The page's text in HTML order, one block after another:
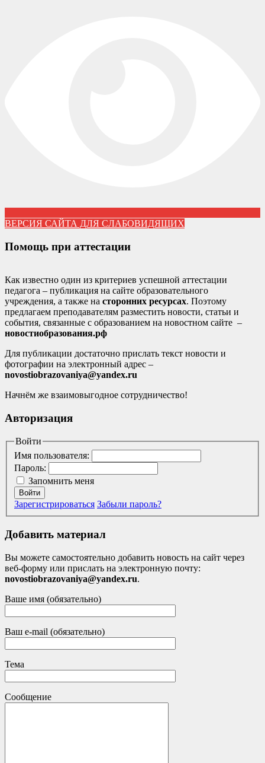
ВЕРСИЯ САЙТА ДЛЯ СЛАБОВИДЯЩИХ
Помощь при аттестации
Как известно один из критериев успешной аттестации
педагога – публикация на сайте образовательного
учреждения, а также на сторонних ресурсах. Поэтому
предлагаем преподавателям разместить новости, статьи и
события, связанные с образованием на новостном сайте –
новостиобразования.рф
Для публикации достаточно прислать текст новости и
фотографии на электронный адрес –
novostiobrazovaniya@yandex.ru
Начнём же взаимовыгодное сотрудничество!
Авторизация
Войти
Имя пользователя:
Пароль:
Запомнить меня
Войти
Зарегистрироваться Забыли пароль?
Добавить материал
Вы можете самостоятельно добавить новость на сайт через
веб-форму или прислать на электронную почту:
novostiobrazovaniya@yandex.ru.
Ваше имя (обязательно)
Ваш e-mail (обязательно)
Тема
Сообщение